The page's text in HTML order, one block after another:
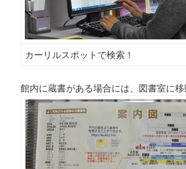
カーリルスポットで検索！
館内に蔵書がある場合には、図書室に移